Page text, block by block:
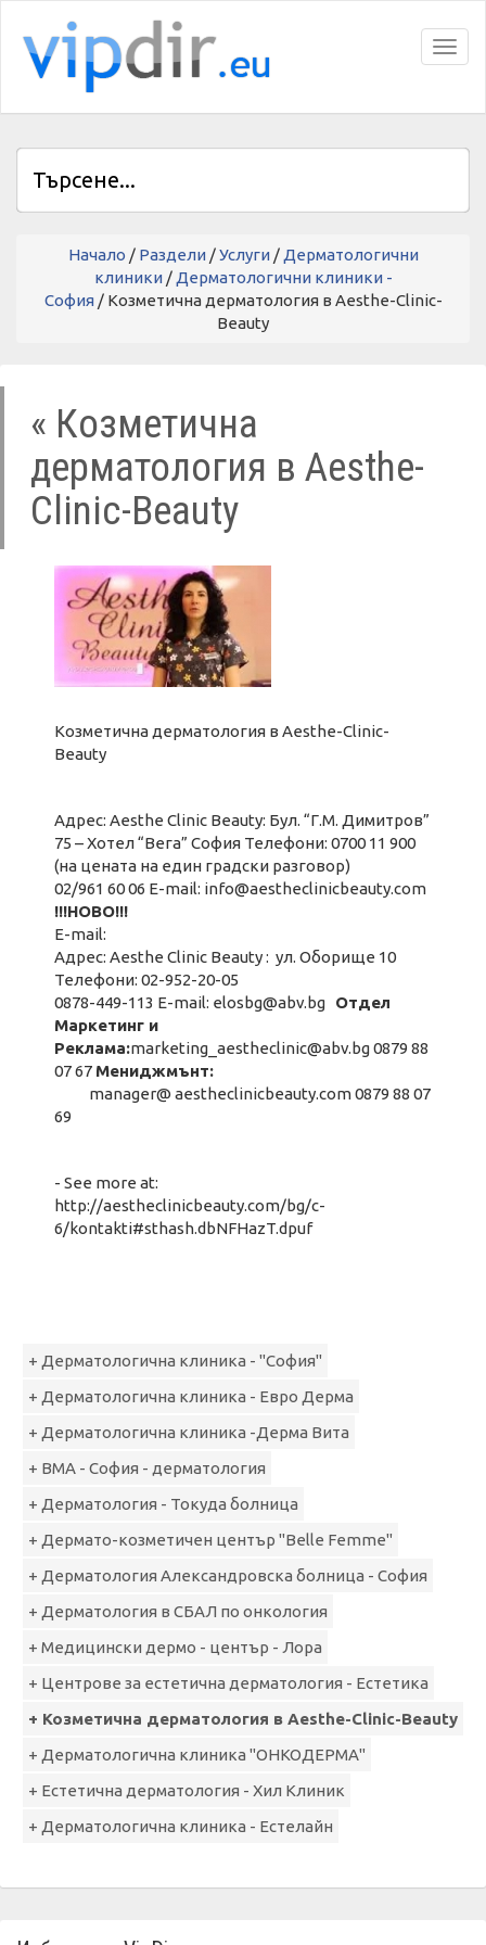
Начало / Раздели/Услуги/ Дерматологични
клиники/ Дерматологични клиники -
София/ Козметична дерматология в Aesthe-Clinic-
Beauty
« Козметична
дерматология в Aesthe-
Clinic-Beauty
Козметична дерматология в Aesthe-Clinic-
Beauty
Адрес: Aesthe Clinic Beauty: Бул. “Г.М. Димитров”
75 – Хотел “Вега” София Телефони: 0700 11 900
(на цената на един градски разговор)
02/961 60 06 E-mail: info@aestheclinicbeauty.com
!!!НОВО!!!
E-mail:
Адрес: Aesthe Clinic Beauty : ул. Оборище 10
Телефони: 02-952-20-05
0878-449-113 E-mail: elosbg@abv.bg Отдел
Маркетинг и
Реклама:marketing_aestheclinic@abv.bg0879 88
07 67 Мениджмънт:
manager@ aestheclinicbeauty.com 0879 88 07
69
- See more at:
http://aestheclinicbeauty.com/bg/c-
6/kontakti#sthash.dbNFHazT.dpuf
+ Дерматологична клиника - "София"
+ Дерматологична клиника - Евро Дерма
+ Дерматологична клиника -Дерма Вита
+ ВМА - София - дерматология
+ Дерматология - Токуда болница
+ Дермато-козметичен център "Belle Femme"
+ Дерматология Александровска болница - София
+ Дерматология в СБАЛ по онкология
+ Медицински дермо - център - Лора
+ Центрове за естетична дерматология - Естетика
+ Козметична дерматология в Aesthe-Clinic-Beauty
+ Дерматологична клиника "ОНКОДЕРМА"
+ Естетична дерматология - Хил Клиник
+ Дерматологична клиника - Естелайн